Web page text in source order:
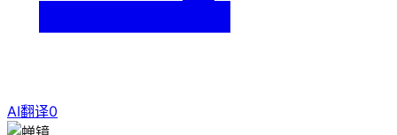
AI翻译0